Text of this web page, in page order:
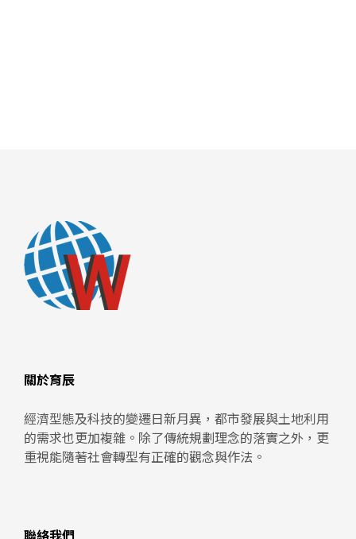
關於育辰
經濟型態及科技的變遷日新月異，都市發展與土地利用
的需求也更加複雜。除了傳統規劃理念的落實之外，更
重視能隨著社會轉型有正確的觀念與作法。